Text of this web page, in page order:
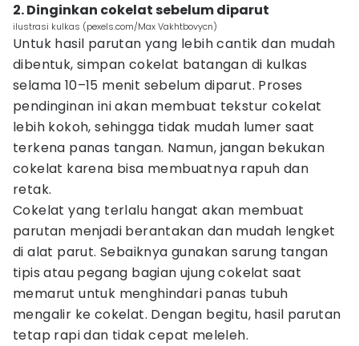
2. Dinginkan cokelat sebelum diparut
ilustrasi kulkas (pexels.com/Max Vakhtbovycn)
Untuk hasil parutan yang lebih cantik dan mudah
dibentuk, simpan cokelat batangan di kulkas
selama 10–15 menit sebelum diparut. Proses
pendinginan ini akan membuat tekstur cokelat
lebih kokoh, sehingga tidak mudah lumer saat
terkena panas tangan. Namun, jangan bekukan
cokelat karena bisa membuatnya rapuh dan
retak.
Cokelat yang terlalu hangat akan membuat
parutan menjadi berantakan dan mudah lengket
di alat parut. Sebaiknya gunakan sarung tangan
tipis atau pegang bagian ujung cokelat saat
memarut untuk menghindari panas tubuh
mengalir ke cokelat. Dengan begitu, hasil parutan
tetap rapi dan tidak cepat meleleh.